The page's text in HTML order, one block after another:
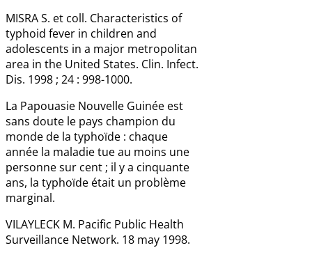
MISRA S. et coll. Characteristics of
typhoid fever in children and
adolescents in a major metropolitan
area in the United States. Clin. Infect.
Dis. 1998 ; 24 : 998-1000.
La Papouasie Nouvelle Guinée est
sans doute le pays champion du
monde de la typhoïde : chaque
année la maladie tue au moins une
personne sur cent ; il y a cinquante
ans, la typhoïde était un problème
marginal.
VILAYLECK M. Pacific Public Health
Surveillance Network. 18 may 1998.